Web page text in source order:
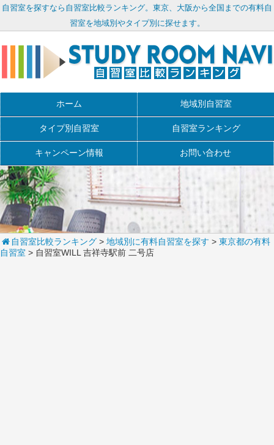
自習室を探すなら自習室比較ランキング。東京、大阪から全国までの有料自
習室を地域別やタイプ別に探せます。
ホーム 地域別自習室
タイプ別自習室 自習室ランキング
キャンペーン情報 お問い合わせ
自習室比較ランキング > 地域別に有料自習室を探す > 東京都の有料
自習室 > 自習室WILL 吉祥寺駅前 二号店